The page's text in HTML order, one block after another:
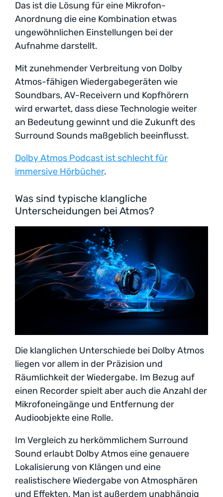
Das ist die Lösung für eine Mikrofon-
Anordnung die eine Kombination etwas
ungewöhnlichen Einstellungen bei der
Aufnahme darstellt.
Mit zunehmender Verbreitung von Dolby
Atmos-fähigen Wiedergabegeräten wie
Soundbars, AV-Receivern und Kopfhörern
wird erwartet, dass diese Technologie weiter
an Bedeutung gewinnt und die Zukunft des
Surround Sounds maßgeblich beeinflusst.
Dolby Atmos Podcast ist schlecht für
immersive Hörbücher.
Was sind typische klangliche
Unterscheidungen bei Atmos?
Die klanglichen Unterschiede bei Dolby Atmos
liegen vor allem in der Präzision und
Räumlichkeit der Wiedergabe. Im Bezug auf
einen Recorder spielt aber auch die Anzahl der
Mikrofoneingänge und Entfernung der
Audioobjekte eine Rolle.
Im Vergleich zu herkömmlichem Surround
Sound erlaubt Dolby Atmos eine genauere
Lokalisierung von Klängen und eine
realistischere Wiedergabe von Atmosphären
und Effekten. Man ist außerdem unabhängig